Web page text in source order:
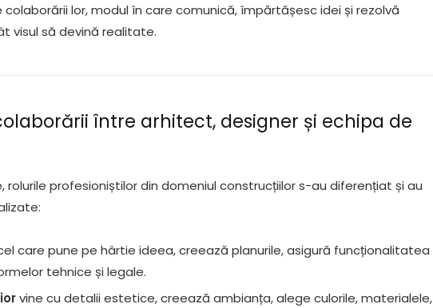
lor, modul în care comunică, împărtășesc idei și rezolvă
visul să devină realitate.
între arhitect, designer și echipa de
rolurile profesioniștilor din domeniul construcțiilor s-au diferențiat și au
care pune pe hârtie ideea, creează planurile, asigură funcționalitatea
tehnice și legale.
vine cu detalii estetice, creează ambianța, alege culorile, materialele,